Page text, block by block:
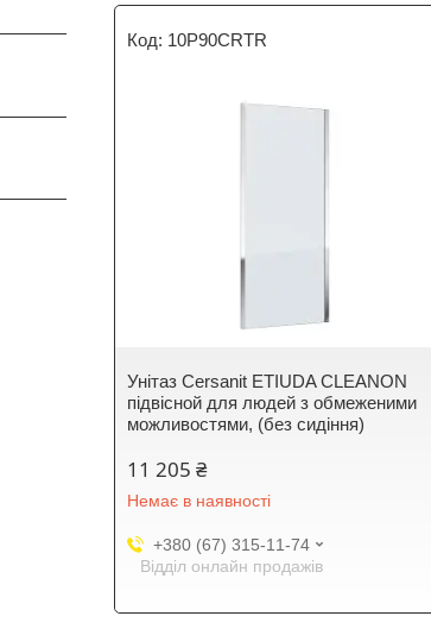
10P90CRTR
Унітаз Cersanit ETIUDA CLEANON
підвісной для людей з обмеженими
можливостями, (без сидіння)
11 205 ₴
Немає в наявності
+380 (67) 315-11-74
Відділ онлайн продажів